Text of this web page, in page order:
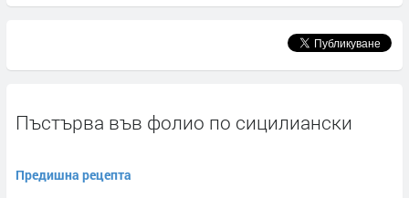
Пъстърва във фолио по сицилиански
Предишна рецепта